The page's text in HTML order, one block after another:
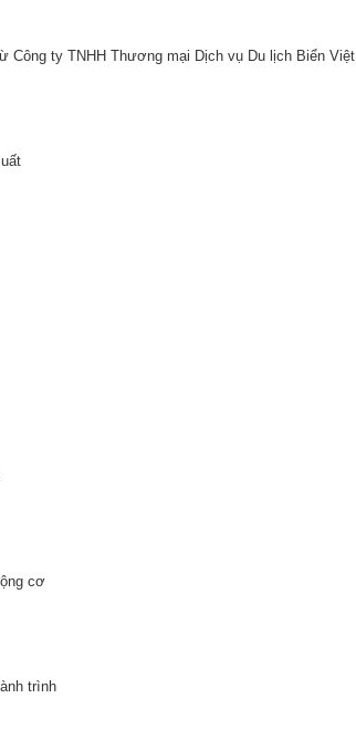
Công ty TNHH Thương mại Dịch vụ Du lịch Biển Việt
cơ
trình